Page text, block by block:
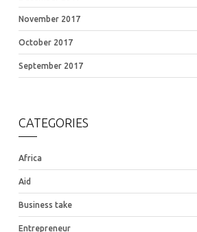
November 2017
October 2017
September 2017
CATEGORIES
Africa
Aid
Business take
Entrepreneur